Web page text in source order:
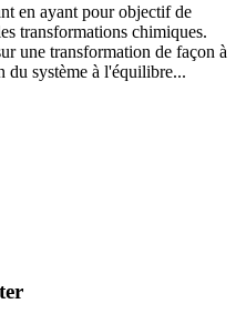
en ayant pour objectif de
transformations chimiques.
une transformation de façon à
du système à l'équilibre...